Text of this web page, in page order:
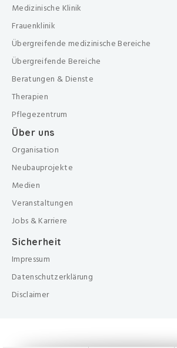
Medizinische Klinik
Frauenklinik
Übergreifende medizinische Bereiche
Übergreifende Bereiche
Beratungen & Dienste
Therapien
Pflegezentrum
Über uns
Organisation
Neubauprojekte
Medien
Veranstaltungen
Jobs & Karriere
Sicherheit
Impressum
Datenschutzerklärung
Disclaimer